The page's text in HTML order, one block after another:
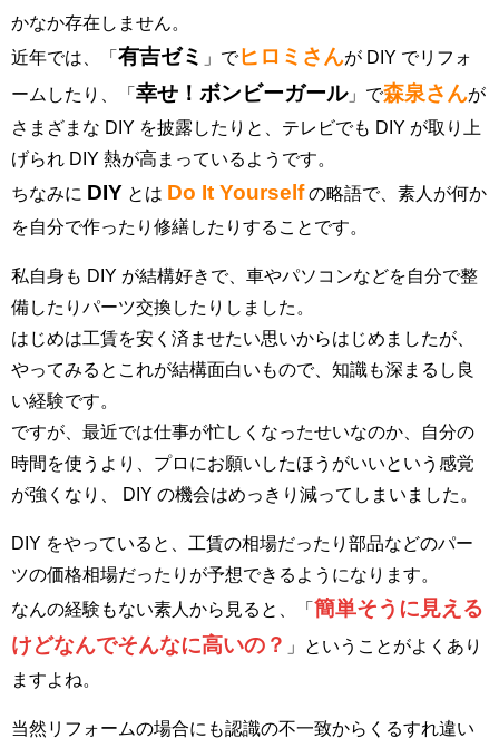
かなか存在しません。
近年では、「 有吉ゼミ 」でヒロミさんが DIY でリフォ
ームしたり、「 幸せ！ボンビーガール」で森泉さんが
さまざまな DIY を披露したりと、テレビでも DIY が取り上
げられ DIY 熱が高まっているようです。
ちなみに DIY とは Do It Yourselfの略語で、素人が何か
を自分で作ったり修繕したりすることです。
私自身も DIY が結構好きで、車やパソコンなどを自分で整
備したりパーツ交換したりしました。
はじめは工賃を安く済ませたい思いからはじめましたが、
やってみるとこれが結構面白いもので、知識も深まるし良
い経験です。
ですが、最近では仕事が忙しくなったせいなのか、自分の
時間を使うより、プロにお願いしたほうがいいという感覚
が強くなり、 DIY の機会はめっきり減ってしまいました。
DIY をやっていると、工賃の相場だったり部品などのパー
ツの価格相場だったりが予想できるようになります。
なんの経験もない素人から見ると、「 簡単そうに見える
けどなんでそんなに高いの？ 」ということがよくあり
ますよね。
当然リフォームの場合にも認識の不一致からくるすれ違い